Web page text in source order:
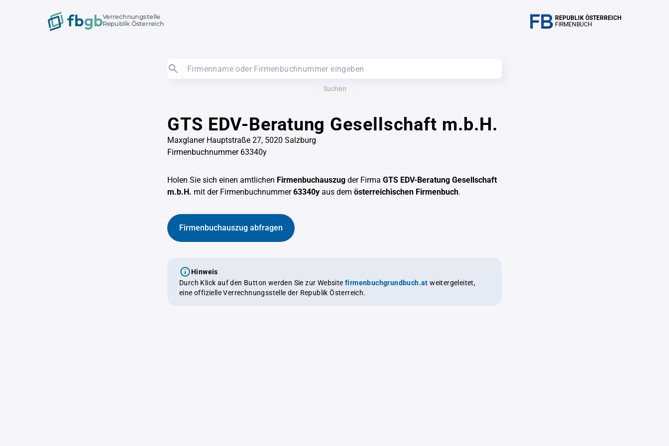
Verrechnungstelle
Republik Österreich
REPUBLIK ÖSTERREICH
FIRMENBUCH
Suchen
GTS EDV-Beratung Gesellschaft m.b.H.
Maxglaner Hauptstraße 27, 5020 Salzburg
Firmenbuchnummer 63340y
Holen Sie sich einen amtlichen Firmenbuchauszug der Firma GTS EDV-Beratung Gesellschaft
m.b.H. mit der Firmenbuchnummer63340y aus dem österreichischen Firmenbuch.
Firmenbuchauszug abfragen
Hinweis
Durch Klick auf den Button werden Sie zur Website firmenbuchgrundbuch.at weitergeleitet,
eine offizielle Verrechnungsstelle der Republik Österreich.